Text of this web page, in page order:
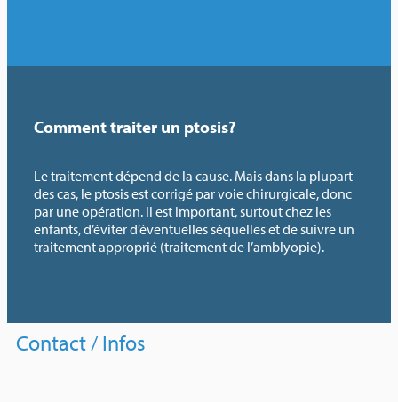
Comment traiter un ptosis?
Le traitement dépend de la cause. Mais dans la plupart
des cas, le ptosis est corrigé par voie chirurgicale, donc
par une opération. Il est important, surtout chez les
enfants, d’éviter d’éventuelles séquelles et de suivre un
traitement approprié (traitement de l’amblyopie).
Contact / Infos